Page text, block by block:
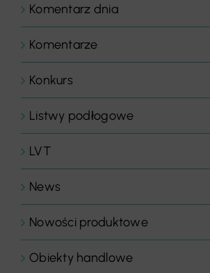
Komentarz dnia
Komentarze
Konkurs
Listwy podłogowe
LVT
News
Nowości produktowe
Obiekty handlowe